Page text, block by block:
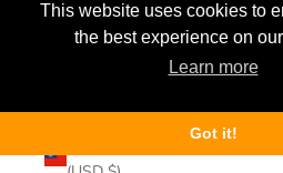
This website uses cookies to
the best experience on
Learn more
Got it!
Sweden
(USD $)